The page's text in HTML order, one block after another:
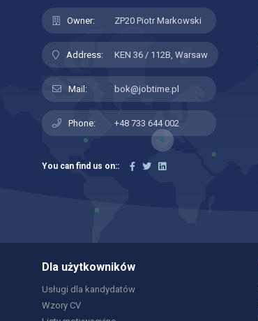
Owner: ZP20 Piotr Markowski
Address: KEN 36 / 112B, Warsaw
Mail: bok@jobtime.pl
Phone: +48 733 644 002
You can find us on::
Dla użytkowników
Usługi dla kandydatów
Wzory CV